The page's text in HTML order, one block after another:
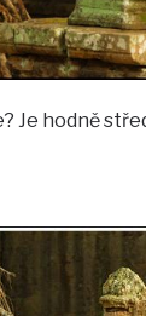
Je hodně